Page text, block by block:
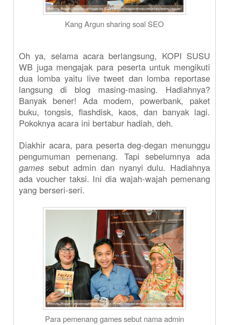
Kang Argun sharing soal SEO
Oh ya, selama acara berlangsung, KOPI SUSU
WB juga mengajak para peserta untuk mengikuti
dua lomba yaitu live tweet dan lomba reportase
langsung di blog masing-masing. Hadiahnya?
Banyak bener! Ada modem, powerbank, paket
buku, tongsis, flashdisk, kaos, dan banyak lagi.
Pokoknya acara ini bertabur hadiah, deh.
Diakhir acara, para peserta deg-degan menunggu
pengumuman pemenang. Tapi sebelumnya ada
games sebut admin dan nyanyi dulu. Hadiahnya
ada voucher taksi. Ini dia wajah-wajah pemenang
yang berseri-seri.
Para pemenang games sebut nama admin